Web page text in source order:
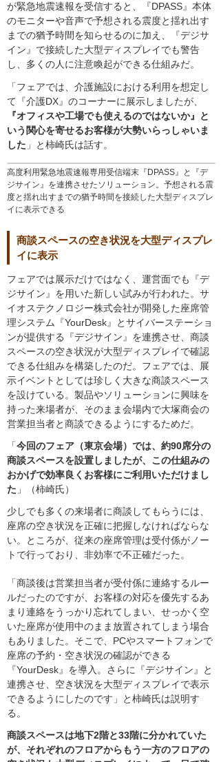
高度利用緊急地震速報専用受信端末『DPASS』と『デ
ジサイン』を連携させたソリューション。予想される震
度と揺れ出すまでの猶予時間を接続した大型ディスプレ
イに表示できる
が緊急地震速報を受信すると、『DPASS』本体
のモニターや音声で予想される震度と揺れ出す
までの猶予時間を知らせるのに加え、『デジサ
イン』で接続した大型ディスプレイでも警告
し、多くの人に注意喚起ができる仕組みだ。
「フェアでは、介護施設における利用を想定し
て『介護DX』のコーナーに展示しましたが、
『オフィスや工場でも使えるのではないか』と
いう関心を寄せるお客様が大勢いらっしゃいま
した 」と柿崎氏は話す。
商談スペースの空き状況を大型ディスプレ
イに表示
フェアでは展示だけではなく、運営面でも『デ
ジサイン』を用いた新しい試みが行われた。サ
イオステクノロジー株式会社が開発した座席管
理システム『YourDesk』とサイバーステーショ
ンが提供する『デジサイン』を連携させ、商談
スペースの空き状況が大型ディスプレイで確認
できる仕組みを構築したのだ。フェアでは、展
示イベントとしては珍しく大きな商談スペース
を設けている。製品やソリューションに興味を
持った来場者が、そのまま会場内で大塚商会の
営業担当者と商談できるようにするためだ。
「今回のフェア（東京会場）では、約90席分の
商談スペースを設置しましたが、この仕組みの
おかげで効率良くお客様にご利用いただけまし
た 」（柿崎氏）
少しでも多くの来場者に商談してもらうには、
座席の空き状況を正確に把握しなければならな
い。ところが、従来の座席管理は受付係がノー
トで行っており、非効率で不正確だった。
「商談後は営業担当者が受付係に連絡するルー
ルだったのですが、お客様の対応を優先するあ
まり連絡をうっかり忘れてしまい、せっかく空
いた座席が使用中のまま放置されてしまう場合
もありました。そこで、PCやスマートフォンで
座席の予約・空き状況の確認ができる
『YourDesk』を導入。さらに『デジサイン』と
連携させ、空き状況を大型ディスプレイで表示
できるようにしたのです」と柿崎氏は説明す
る。
商談スペースは地下2階と33階に分かれていた
が、それぞれのフロアからもう一方のフロアの